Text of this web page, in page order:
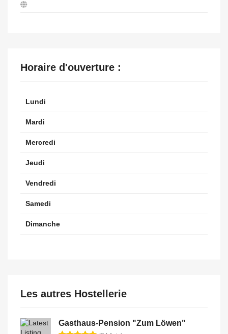
Horaire d'ouverture :
Lundi
Mardi
Mercredi
Jeudi
Vendredi
Samedi
Dimanche
Les autres Hostellerie
Gasthaus-Pension "Zum Löwen"